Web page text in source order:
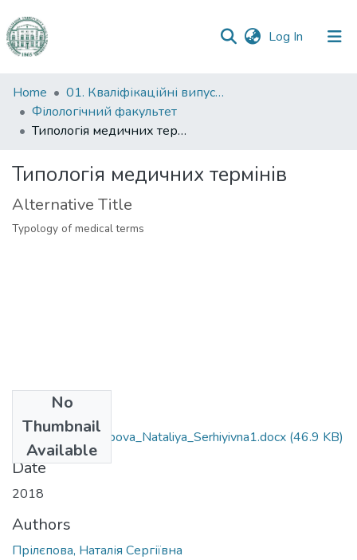
Log In (current)
Communities
&
Collections
Statistics
Home
01. Кваліфікаційні випускні роботи здобувачів вищої освіти
Філологічний факультет
Типологія медичних термінів
Типологія медичних термінів
Alternative Title
Typology of medical terms
No
Thumbnail
Available
6.020303_Prilyepova_Nataliya_Serhiyivna1.docx (46.9 KB)
Date
2018
Authors
Прілєпова, Наталія Сергіївна